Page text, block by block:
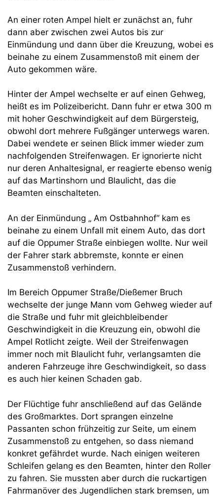
An einer roten Ampel hielt er zunächst an, fuhr
dann aber zwischen zwei Autos bis zur
Einmündung und dann über die Kreuzung, wobei es
beinahe zu einem Zusammenstoß mit einem der
Auto gekommen wäre.
Hinter der Ampel wechselte er auf einen Gehweg,
heißt es im Polizeibericht. Dann fuhr er etwa 300 m
mit hoher Geschwindigkeit auf dem Bürgersteig,
obwohl dort mehrere Fußgänger unterwegs waren.
Dabei wendete er seinen Blick immer wieder zum
nachfolgenden Streifenwagen. Er ignorierte nicht
nur deren Anhaltesignal, er reagierte ebenso wenig
auf das Martinshorn und Blaulicht, das die
Beamten einschalteten.
An der Einmündung „ Am Ostbahnhof“ kam es
beinahe zu einem Unfall mit einem Auto, das dort
auf die Oppumer Straße einbiegen wollte. Nur weil
der Fahrer stark abbremste, konnte er einen
Zusammenstoß verhindern.
Im Bereich Oppumer Straße/Dießemer Bruch
wechselte der junge Mann vom Gehweg wieder auf
die Straße und fuhr mit gleichbleibender
Geschwindigkeit in die Kreuzung ein, obwohl die
Ampel Rotlicht zeigte. Weil der Streifenwagen
immer noch mit Blaulicht fuhr, verlangsamten die
anderen Fahrzeuge ihre Geschwindigkeit, so dass
es auch hier keinen Schaden gab.
Der Flüchtige fuhr anschließend auf das Gelände
des Großmarktes. Dort sprangen einzelne
Passanten schon frühzeitig zur Seite, um einem
Zusammenstoß zu entgehen, so dass niemand
konkret gefährdet wurde. Nach einigen weiteren
Schleifen gelang es den Beamten, hinter den Roller
zu fahren. Sie mussten aber durch die ruckartigen
Fahrmanöver des Jugendlichen stark bremsen, um